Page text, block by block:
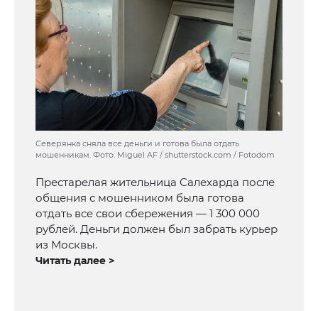
Северянка сняла все деньги и готова была отдать
мошенникам. Фото: Miguel AF / shutterstock.com / Fotodom
Престарелая жительница Салехарда после
общения с мошенником была готова
отдать все свои сбережения — 1 300 000
рублей. Деньги должен был забрать курьер
из Москвы.
Читать далее >